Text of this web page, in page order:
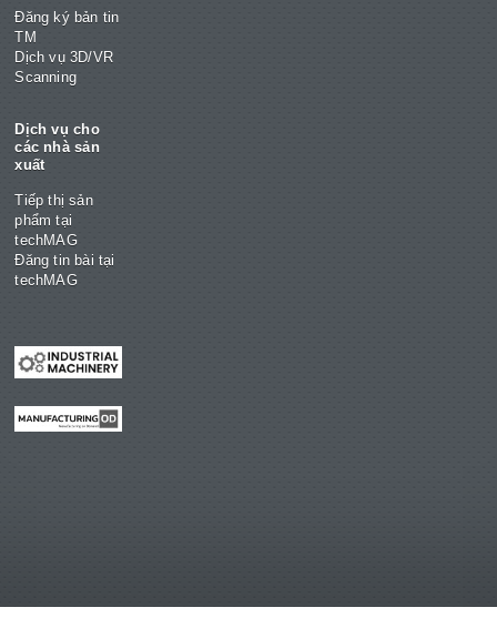
Đăng ký bản tin
TM
Dịch vụ 3D/VR
Scanning
Dịch vụ cho
các nhà sản
xuất
Tiếp thị sản
phẩm tại
techMAG
Đăng tin bài tại
techMAG